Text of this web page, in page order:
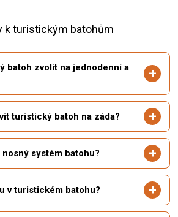
k turistickým batohům
batoh zvolit na jednodenní a
turistický batoh na záda?
systém batohu?
v turistickém batohu?